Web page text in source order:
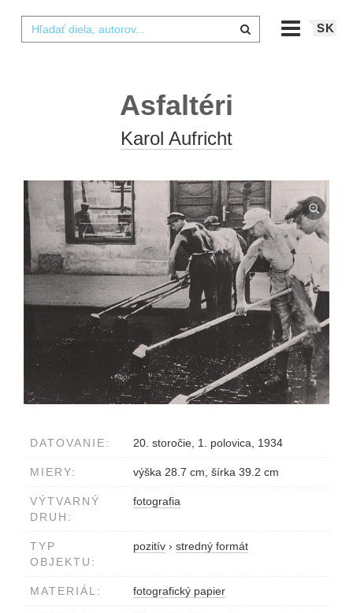
SK
Asfaltéri
Karol Aufricht
DATOVANIE: 20. storočie, 1. polovica, 1934
MIERY: výška 28.7 cm, šírka 39.2 cm
VÝTVARNÝ
DRUH:
fotografia
TYP
OBJEKTU:
pozitív › stredný formát
MATERIÁL: fotografický papier